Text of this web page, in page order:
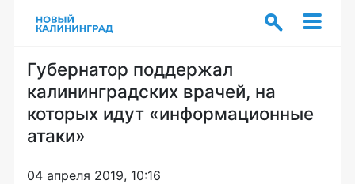
Губернатор поддержал
калининградских врачей, на
которых идут «информационные
атаки»
04 апреля 2019, 10:16